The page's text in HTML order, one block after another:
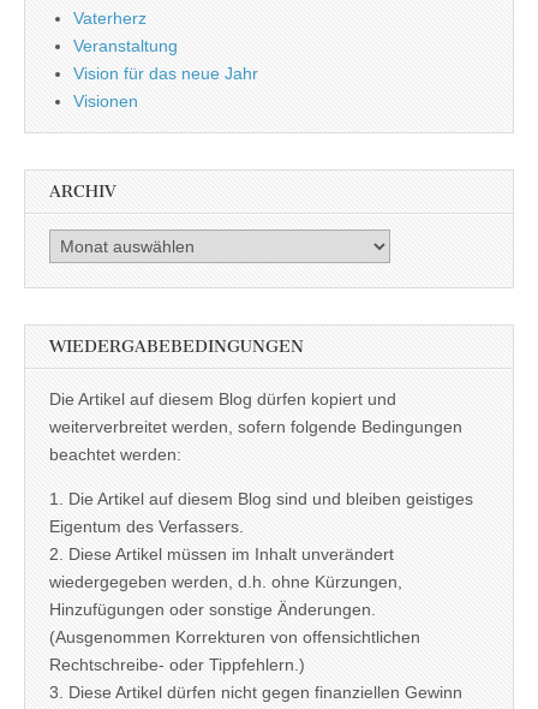
Vaterherz
Veranstaltung
Vision für das neue Jahr
Visionen
ARCHIV
Archiv
WIEDERGABEBEDINGUNGEN
Die Artikel auf diesem Blog dürfen kopiert und
weiterverbreitet werden, sofern folgende Bedingungen
beachtet werden:
1. Die Artikel auf diesem Blog sind und bleiben geistiges
Eigentum des Verfassers.
2. Diese Artikel müssen im Inhalt unverändert
wiedergegeben werden, d.h. ohne Kürzungen,
Hinzufügungen oder sonstige Änderungen.
(Ausgenommen Korrekturen von offensichtlichen
Rechtschreibe- oder Tippfehlern.)
3. Diese Artikel dürfen nicht gegen finanziellen Gewinn